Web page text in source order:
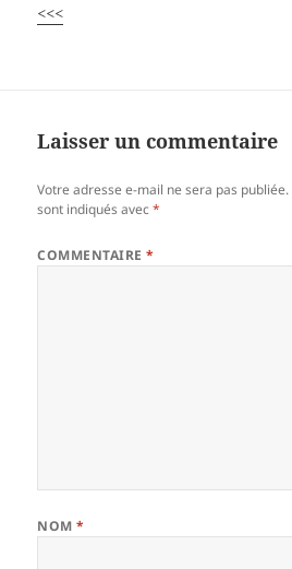
<<<
Laisser un commentaire
Votre adresse e-mail ne sera pas publiée.
sont indiqués avec*
COMMENTAIRE*
NOM*